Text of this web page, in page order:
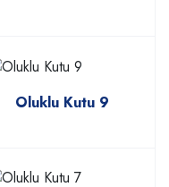
Oluklu Kutu 9